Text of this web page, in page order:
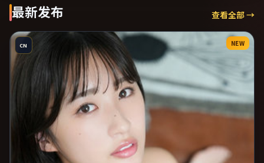
最新发布 查看全部 →
CN NEW